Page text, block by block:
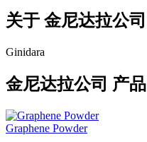
关于 金尼达拉公司
Ginidara
金尼达拉公司 产品
Graphene Powder